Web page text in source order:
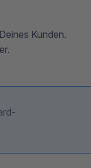
Kunden.